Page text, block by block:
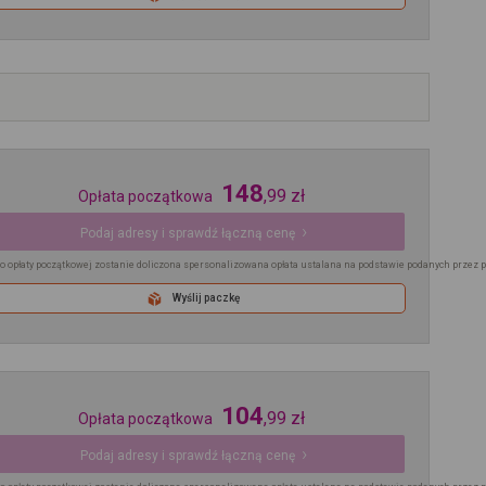
Opłata początkowa 148,99 zł
Podaj adresy i sprawdź łączną cenę
opłaty początkowej zostanie doliczona spersonalizowana opłata ustalana na podstawie podanych przez
Wyślij paczkę
Opłata początkowa 104,99 zł
Podaj adresy i sprawdź łączną cenę